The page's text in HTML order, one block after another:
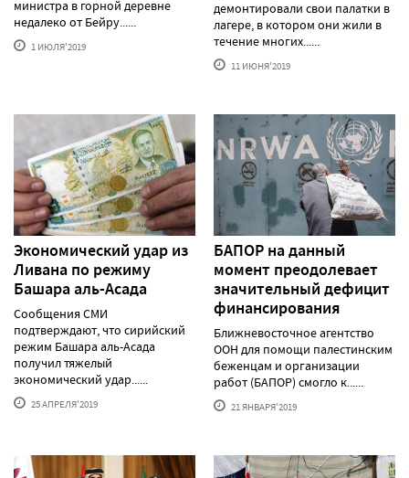
министра в горной деревне
недалеко от Бейру......
1 ИЮЛЯ'2019
демонтировали свои палатки в
лагере, в котором они жили в
течение многих......
11 ИЮНЯ'2019
Экономический удар из
Ливана по режиму
Башара аль-Асада
Сообщения СМИ
подтверждают, что сирийский
режим Башара аль-Асада
получил тяжелый
экономический удар......
25 АПРЕЛЯ'2019
БАПОР на данный
момент преодолевает
значительный дефицит
финансирования
Ближневосточное агентство
ООН для помощи палестинским
беженцам и организации
работ (БАПОР) смогло к......
21 ЯНВАРЯ'2019